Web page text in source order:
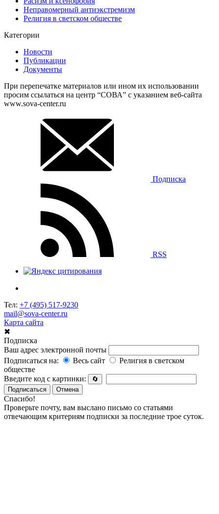
Неправомерный антиэкстремизм
Религия в светском обществе
Категории
Новости
Публикации
Документы
При перепечатке материалов или ином их использовании
просим ссылаться на центр “СОВА” с указанием веб-сайта
www.sova-center.ru
Подписка
RSS
Тел: +7 (495) 517-9230
mail@sova-center.ru
Карта сайта
✖
Подписка
Ваш адрес электронной почты
Подписаться на:
Весь сайт
Религия в светском
обществе
Введите код с картинки:
🔄
Подписаться
Отмена
Спасибо!
Проверьте почту, вам выслано письмо со статьями
отвечающим критериям подписки за последние трое суток.